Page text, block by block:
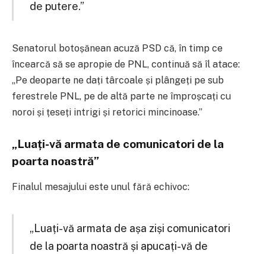
de putere.”
Senatorul botoșănean acuză PSD că, în timp ce
încearcă să se apropie de PNL, continuă să îl atace:
„Pe deoparte ne dați târcoale și plângeți pe sub
ferestrele PNL, pe de altă parte ne împroșcați cu
noroi și țeseți intrigi și retorici mincinoase.”
„Luați-vă armata de comunicatori de la
poarta noastră”
Finalul mesajului este unul fără echivoc:
„Luați-vă armata de așa ziși comunicatori
de la poarta noastră și apucați-vă de